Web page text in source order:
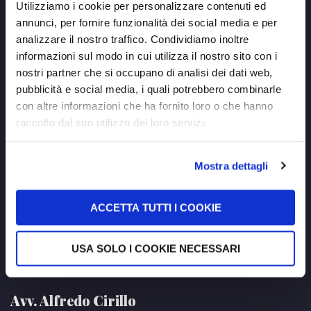
Utilizziamo i cookie per personalizzare contenuti ed
annunci, per fornire funzionalità dei social media e per
analizzare il nostro traffico. Condividiamo inoltre
informazioni sul modo in cui utilizza il nostro sito con i
nostri partner che si occupano di analisi dei dati web,
pubblicità e social media, i quali potrebbero combinarle
con altre informazioni che ha fornito loro o che hanno
raccolto dal suo utilizzo dei loro servizi.
Mostra dettagli
ACCETTA TUTTI I COOKIE
USA SOLO I COOKIE NECESSARI
Contatti
Via Gregorio VII, 350 - 00165 Roma
Viale Guglielmo Marconi, 622 - 00146 Roma
+39 06 98186201
info@studiolegalecirillo.eu
Orari d'apertura
Lun - Ven: 9:30 - 13:00 / 16:30 - 20:00
Sab - Dom: Chiuso
Avv. Alfredo Cirillo